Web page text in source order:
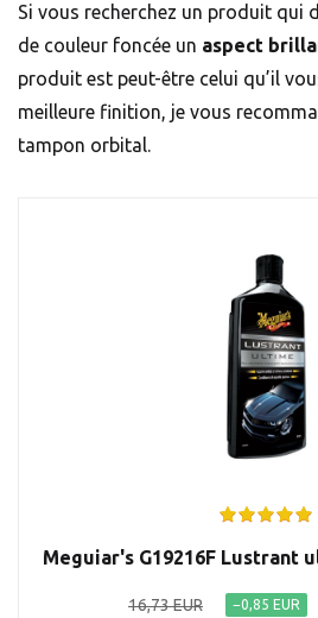
Si vous recherchez un produit qui
de couleur foncée un aspect
produit est peut-être celui qu’il
meilleure finition, je vous
tampon orbital.
Meguiar's G19216F Lustrant
16,73 EUR −0,85 EUR